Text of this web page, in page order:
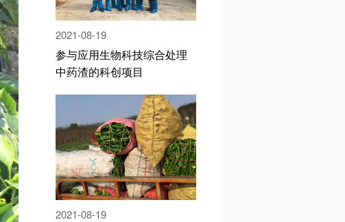
2021-08-19
参与应用生物科技综合处理
中药渣的科创项目
2021-08-19